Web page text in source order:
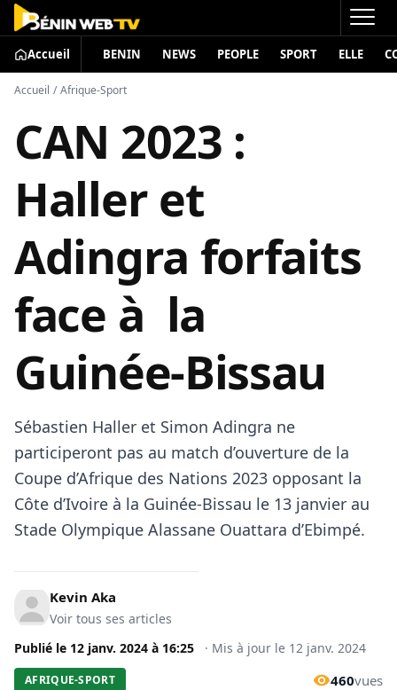
Accueil BENIN NEWS PEOPLE SPORT ELLE
Accueil / Afrique-Sport
CAN 2023 :
Haller et
Adingra forfaits
face à la
Guinée-Bissau
Sébastien Haller et Simon Adingra ne
participeront pas au match d’ouverture de la
Coupe d’Afrique des Nations 2023 opposant la
Côte d’Ivoire à la Guinée-Bissau le 13 janvier au
Stade Olympique Alassane Ouattara d’Ebimpé.
Kevin Aka
Voir tous ses articles
Publié le 12 janv. 2024 à 16:25 · Mis à jour le 12 janv. 2024
AFRIQUE-SPORT 460vues